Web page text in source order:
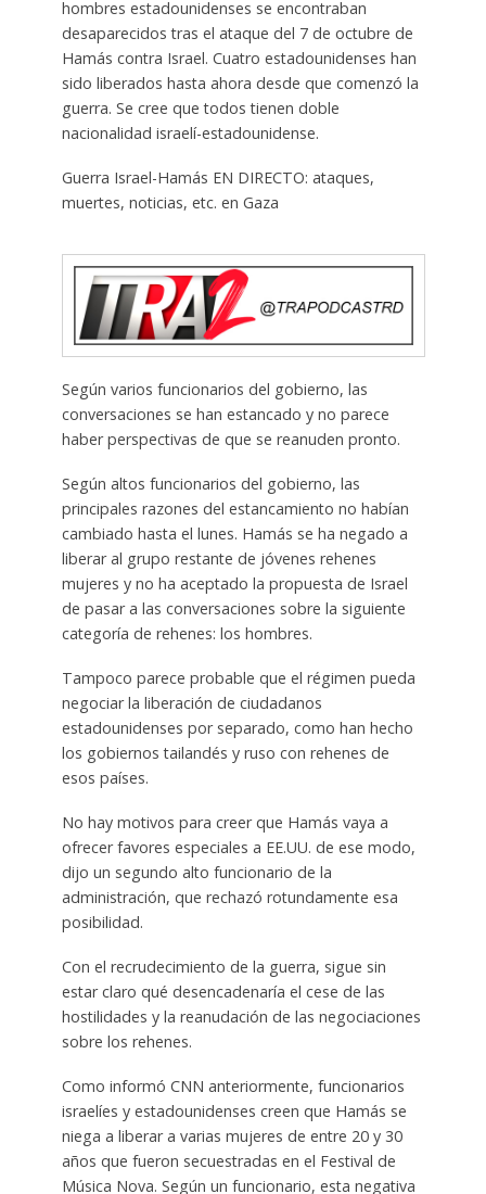
hombres estadounidenses se encontraban
desaparecidos tras el ataque del 7 de octubre de
Hamás contra Israel. Cuatro estadounidenses han
sido liberados hasta ahora desde que comenzó la
guerra. Se cree que todos tienen doble
nacionalidad israelí-estadounidense.
Guerra Israel-Hamás EN DIRECTO: ataques,
muertes, noticias, etc. en Gaza
Según varios funcionarios del gobierno, las
conversaciones se han estancado y no parece
haber perspectivas de que se reanuden pronto.
Según altos funcionarios del gobierno, las
principales razones del estancamiento no habían
cambiado hasta el lunes. Hamás se ha negado a
liberar al grupo restante de jóvenes rehenes
mujeres y no ha aceptado la propuesta de Israel
de pasar a las conversaciones sobre la siguiente
categoría de rehenes: los hombres.
Tampoco parece probable que el régimen pueda
negociar la liberación de ciudadanos
estadounidenses por separado, como han hecho
los gobiernos tailandés y ruso con rehenes de
esos países.
No hay motivos para creer que Hamás vaya a
ofrecer favores especiales a EE.UU. de ese modo,
dijo un segundo alto funcionario de la
administración, que rechazó rotundamente esa
posibilidad.
Con el recrudecimiento de la guerra, sigue sin
estar claro qué desencadenaría el cese de las
hostilidades y la reanudación de las negociaciones
sobre los rehenes.
Como informó CNN anteriormente, funcionarios
israelíes y estadounidenses creen que Hamás se
niega a liberar a varias mujeres de entre 20 y 30
años que fueron secuestradas en el Festival de
Música Nova. Según un funcionario, esta negativa